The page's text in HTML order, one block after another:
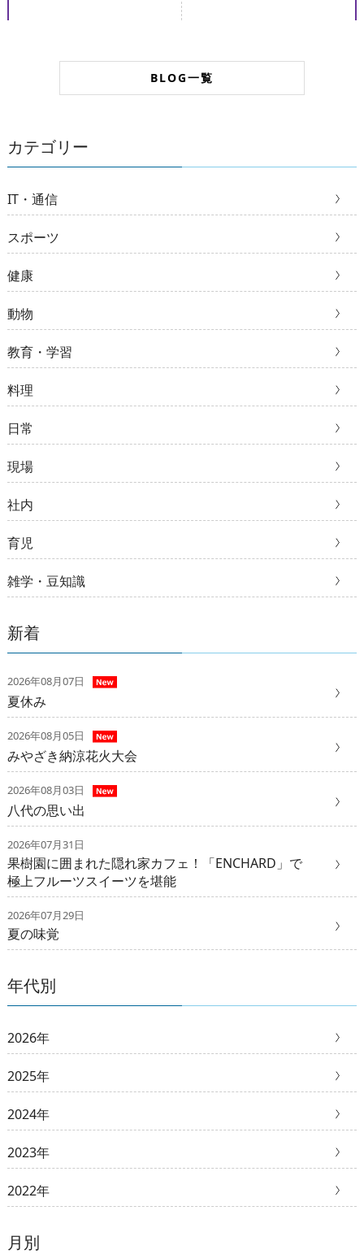
BLOG一覧
カテゴリー
IT・通信
スポーツ
健康
動物
教育・学習
料理
日常
現場
社内
育児
雑学・豆知識
新着
2026年08月07日
夏休み
2026年08月05日
みやざき納涼花火大会
2026年08月03日
八代の思い出
2026年07月31日
果樹園に囲まれた隠れ家カフェ！「ENCHARD」で
極上フルーツスイーツを堪能
2026年07月29日
夏の味覚
年代別
2026年
2025年
2024年
2023年
2022年
月別